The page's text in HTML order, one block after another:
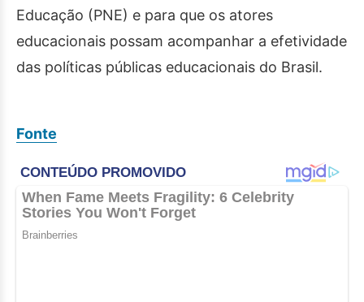
Educação (PNE) e para que os atores
educacionais possam acompanhar a efetividade
das políticas públicas educacionais do Brasil.
Fonte